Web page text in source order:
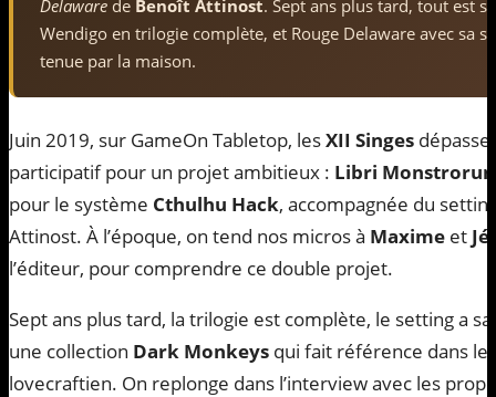
Delaware de Benoît Attinost. Sept ans plus tard, tout est
Wendigo en trilogie complète, et Rouge Delaware avec sa
tenue par la maison.
Juin 2019, sur GameOn Tabletop, lesXII Singes
participatif pour un projet ambitieux : Libri
pour le système Cthulhu Hack, accompagnée du
Attinost. À l’époque, on tend nos micros à Maxime et
l’éditeur, pour comprendre ce double projet.
Sept ans plus tard, la trilogie est complète, le setting a
une collection Dark Monkeys qui fait référence dans le
lovecraftien. On replonge dans l’interview avec les